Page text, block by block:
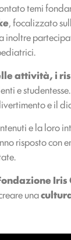
temi
, focalizzato
inoltre
attività, i
e
e il
e la loro
risposto con
Iris
una